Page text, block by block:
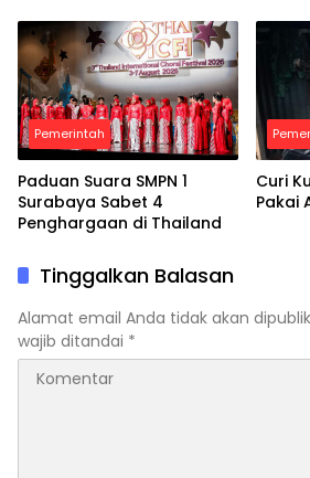
Pemerintah
Paduan Suara SMPN 1
Surabaya Sabet 4
Penghargaan di Thailand
Curi
Pakai
Tinggalkan Balasan
Alamat email Anda tidak akan
wajib ditandai *